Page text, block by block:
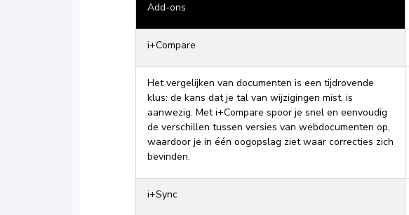
Add-ons
i+Compare
Het vergelijken van documenten is een tijdrovende
klus: de kans dat je tal van wijzigingen mist, is
aanwezig. Met i+Compare spoor je snel en eenvoudig
de verschillen tussen versies van webdocumenten op,
waardoor je in één oogopslag ziet waar correcties zich
bevinden.
i+Sync